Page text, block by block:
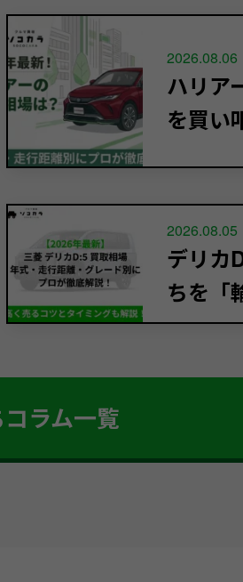
2026.08.06
ハリア
を買い
2026.08.05
デリカ
ちを「
ラム一覧